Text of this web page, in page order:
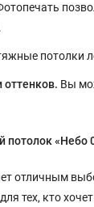
потолки
Вы
потолок «Небо
отличным
тех, кто